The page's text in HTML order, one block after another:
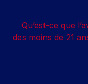
Qu’est-ce que
des moins de 21